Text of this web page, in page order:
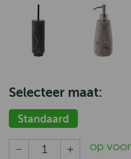
Selecteer maat:
Standaard
op